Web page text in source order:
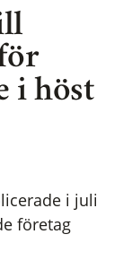
i höst
i juli
företag